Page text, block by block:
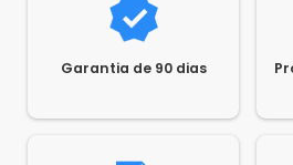
Garantia de 90 dias